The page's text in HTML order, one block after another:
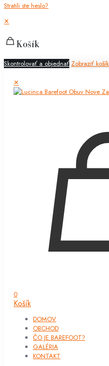
Stratili ste heslo?
✕
Košík
Skontrolovať a objednať Zobraziť košík
✕
0
Košík
DOMOV
OBCHOD
ČO JE BAREFOOT?
GALÉRIA
KONTAKT